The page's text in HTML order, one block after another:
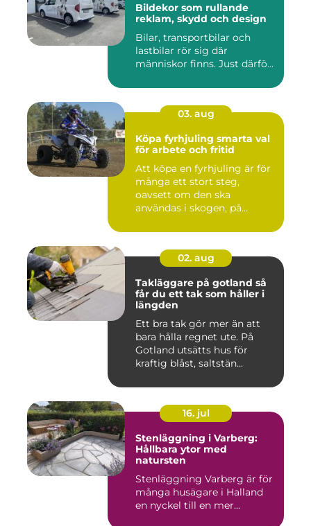
Bildekor som rullande
reklam, skydd och design
Bilar, transportbilar och
lastbilar rör sig där
människor finns. Just därfö...
03. aug
Köpa fyrhjuling smarta val
för arbete och fritid
Att köpa en fyrhjuling är för
många ett stort steg,
oavsett om den ska
användas i skogen, på
02. aug
Takläggare på gotland så
får du ett tak som håller i
längden
Ett bra tak gör mer än att
bara hålla regnet ute. På
Gotland utsätts hus för
kraftig blåst, saltstän...
16. jul
Stenläggning i Varberg:
Hållbara ytor med
natursten
Stenläggning Varberg är för
många husägare i Halland
en nyckel till en mer...